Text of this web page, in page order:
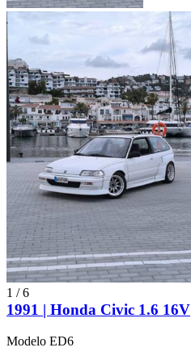
1 /6
1991 | Honda Civic 1.6 16V
Modelo ED6